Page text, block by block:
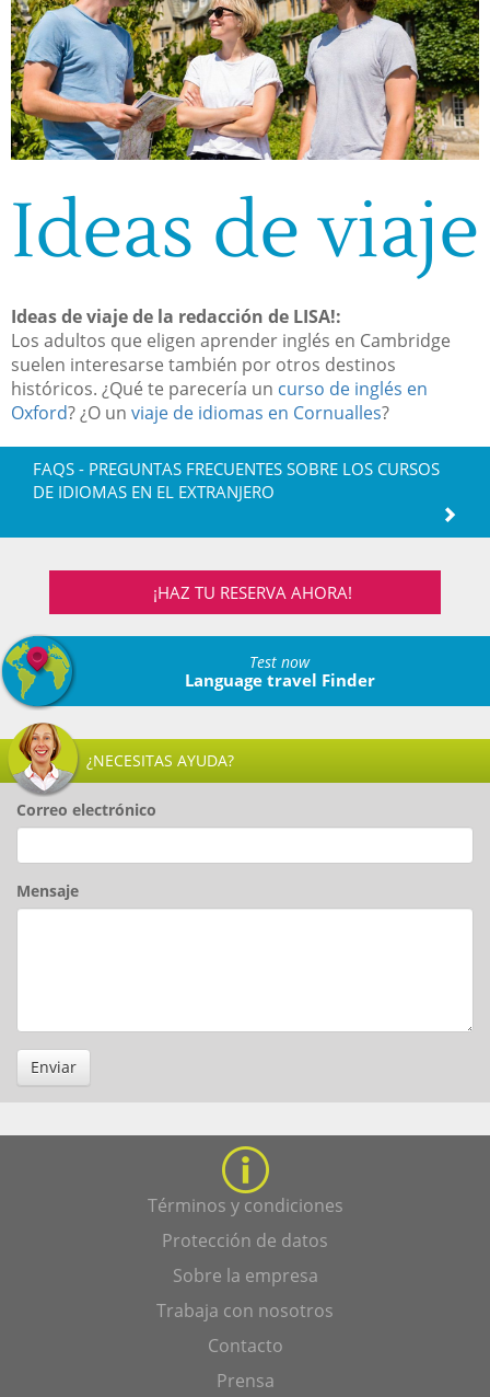
Ideas de viaje
Ideas de viaje de la redacción de LISA!:
Los adultos que eligen aprender inglés en Cambridge
suelen interesarse también por otros destinos
históricos. ¿Qué te parecería un curso de inglés en
Oxford? ¿O un viaje de idiomas en Cornualles?
FAQS - PREGUNTAS FRECUENTES SOBRE LOS CURSOS
DE IDIOMAS EN EL EXTRANJERO
¡HAZ TU RESERVA AHORA!
Test now
Language travel Finder
¿NECESITAS AYUDA?
Correo electrónico
Mensaje
Enviar
Términos y condiciones
Protección de datos
Sobre la empresa
Trabaja con nosotros
Contacto
Prensa